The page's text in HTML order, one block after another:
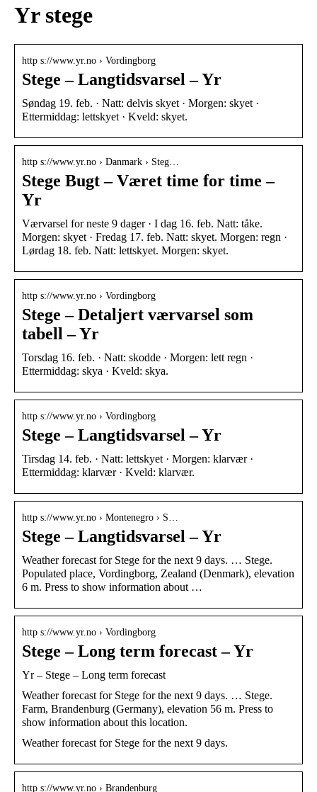
Yr stege
http s://www.yr.no › Vordingborg
Stege – Langtidsvarsel – Yr
Søndag 19. feb. · Natt: delvis skyet · Morgen: skyet ·
Ettermiddag: lettskyet · Kveld: skyet.
http s://www.yr.no › Danmark › Steg…
Stege Bugt – Været time for time –
Yr
Værvarsel for neste 9 dager · I dag 16. feb. Natt: tåke.
Morgen: skyet · Fredag 17. feb. Natt: skyet. Morgen: regn ·
Lørdag 18. feb. Natt: lettskyet. Morgen: skyet.
http s://www.yr.no › Vordingborg
Stege – Detaljert værvarsel som
tabell – Yr
Torsdag 16. feb. · Natt: skodde · Morgen: lett regn ·
Ettermiddag: skya · Kveld: skya.
http s://www.yr.no › Vordingborg
Stege – Langtidsvarsel – Yr
Tirsdag 14. feb. · Natt: lettskyet · Morgen: klarvær ·
Ettermiddag: klarvær · Kveld: klarvær.
http s://www.yr.no › Montenegro › S…
Stege – Langtidsvarsel – Yr
Weather forecast for Stege for the next 9 days. … Stege.
Populated place, Vordingborg, Zealand (Denmark), elevation
6 m. Press to show information about …
http s://www.yr.no › Vordingborg
Stege – Long term forecast – Yr
Yr – Stege – Long term forecast
Weather forecast for Stege for the next 9 days. … Stege.
Farm, Brandenburg (Germany), elevation 56 m. Press to
show information about this location.
Weather forecast for Stege for the next 9 days.
http s://www.yr.no › Brandenburg